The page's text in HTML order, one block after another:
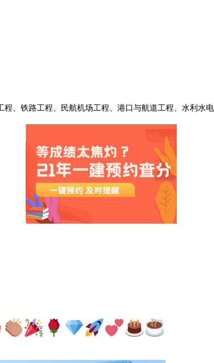
程、铁路工程、民航机场工程、港口与航道工程、水利